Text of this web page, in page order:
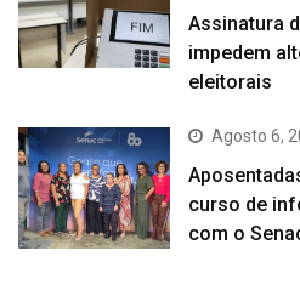
Assinatura
impedem
eleitorais
Agosto 6,
curso de
com o